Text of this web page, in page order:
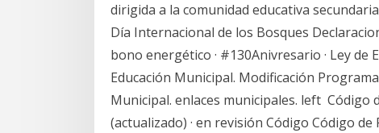
dirigida a la comunidad educativa
Día Internacional de los Bosques
bono energético · #130Anivresario · Ley
Educación Municipal. Modificación
Municipal. enlaces municipales. left Código
(actualizado) · en revisión Código Código